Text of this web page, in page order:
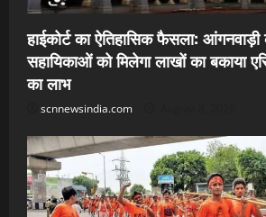
हाईकोर्ट का ऐतिहासिक फैसला:
सहायिकाओं को मिलेगा लाखों का बकाया
का लाभ
scnnewsindia.com